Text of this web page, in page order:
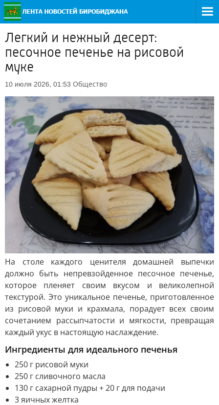
Легкий и нежный десерт:
песочное печенье на рисовой
муке
10 июля 2026, 01:53 Общество
На столе каждого ценителя домашней выпечки
должно быть непревзойденное песочное печенье,
которое пленяет своим вкусом и великолепной
текстурой. Это уникальное печенье, приготовленное
из рисовой муки и крахмала, порадует всех своим
сочетанием рассыпчатости и мягкости, превращая
каждый укус в настоящую наслаждение.
Ингредиенты для идеального печенья
250 г рисовой муки
250 г сливочного масла
130 г сахарной пудры + 20 г для подачи
3 яичных желтка